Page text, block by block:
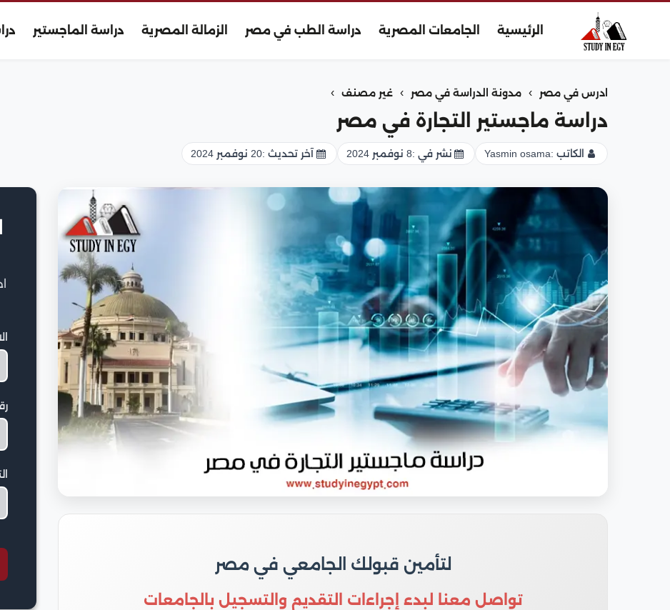
الرئيسية الجامعات المصرية دراسة الطب في مصر الزمالة المصرية دراسة الماجستير
ادرس في مصر › مدونة الدراسة في مصر › غير مصنف ›
دراسة ماجستير التجارة في مصر
الكاتب :Yasmin osama نشر في :8 نوفمبر 2024 آخر تحديث :20 نوفمبر 2024
لتأمين قبولك الجامعي في مصر
تواصل معنا لبدء إجراءات التقديم والتسجيل بالجامعات